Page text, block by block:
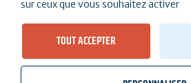
sur ceux que vous souhaitez activer
TOUT ACCEPTER